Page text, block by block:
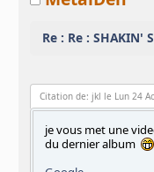
Re : Re : SHAKIN'
Citation de: jkl le Lun 24
je vous met une
du dernier album